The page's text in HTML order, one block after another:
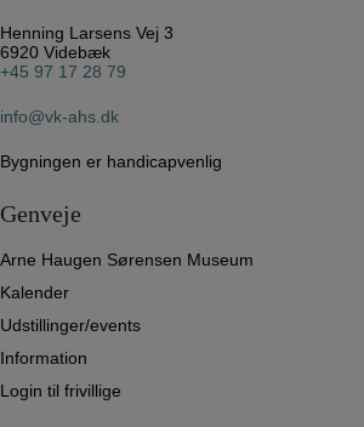
Henning Larsens Vej 3
6920 Videbæk
+45 97 17 28 79
info@vk-ahs.dk
Bygningen er handicapvenlig
Genveje
Arne Haugen Sørensen Museum
Kalender
Udstillinger/events
Information
Login til frivillige